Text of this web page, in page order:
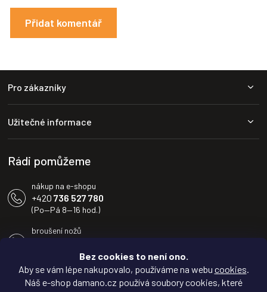
Bez cookies to není ono.
Aby se vám lépe nakupovalo, používáme na webu cookies.
Náš e-shop damano.cz používá soubory cookies, které
Přidat komentář
Pro zákazníky
Užitečné informace
Rádi pomůžeme
nákup na e-shopu
+420 736 527 780
(Po—Pá 8—16 hod.)
broušení nožů
(Po—Pá 8—16 hod.)
info@damano.cz